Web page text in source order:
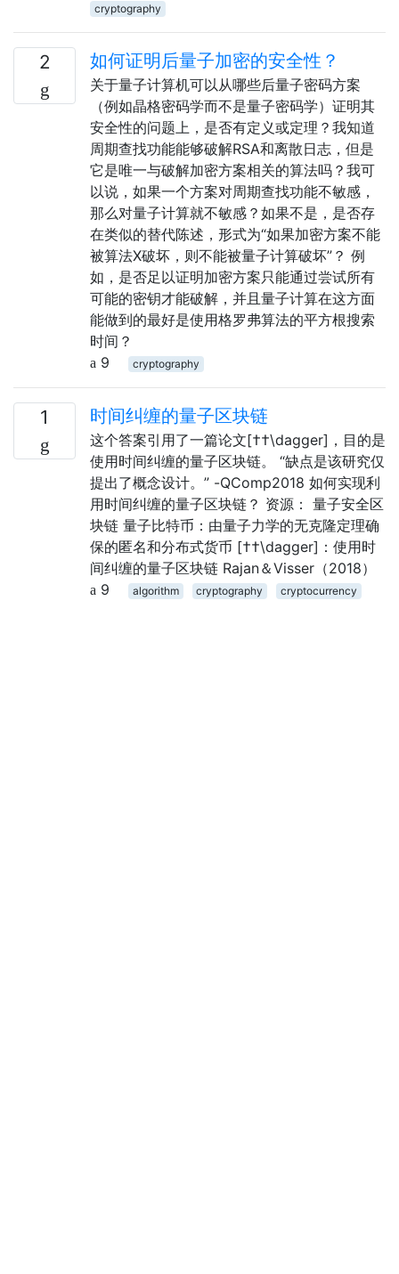
cryptography
2 如何证明后量子加密的安全性？
关于量子计算机可以从哪些后量子密码方案
（例如晶格密码学而不是量子密码学）证明其
安全性的问题上，是否有定义或定理？我知道
周期查找功能能够破解RSA和离散日志，但是
它是唯一与破解加密方案相关的算法吗？我可
以说，如果一个方案对周期查找功能不敏感，
那么对量子计算就不敏感？如果不是，是否存
在类似的替代陈述，形式为“如果加密方案不能
被算法X破坏，则不能被量子计算破坏”？ 例
如，是否足以证明加密方案只能通过尝试所有
可能的密钥才能破解，并且量子计算在这方面
能做到的最好是使用格罗弗算法的平方根搜索
时间？
9
cryptography
1 时间纠缠的量子区块链
这个答案引用了一篇论文[††\dagger]，目的是
使用时间纠缠的量子区块链。 “缺点是该研究仅
提出了概念设计。” -QComp2018 如何实现利
用时间纠缠的量子区块链？ 资源： 量子安全区
块链 量子比特币：由量子力学的无克隆定理确
保的匿名和分布式货币 [††\dagger]：使用时
间纠缠的量子区块链 Rajan＆Visser（2018）
9
algorithm cryptography cryptocurrency